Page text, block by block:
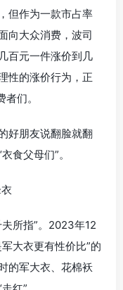
但作为一款市占率
向大众消费，波司
百元一件涨价到几
性的涨价行为，正
们。
好朋友说翻脸就翻
食父母们”。
所指”。2023年12
大衣更有性价比”的
的军大衣、花棉袄